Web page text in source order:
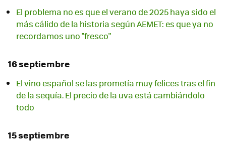
El problema no es que el verano de 2025 haya sido el
más cálido de la historia según AEMET: es que ya no
recordamos uno "fresco"
16 septiembre
El vino español se las prometía muy felices tras el fin
de la sequía. El precio de la uva está cambiándolo
todo
15 septiembre